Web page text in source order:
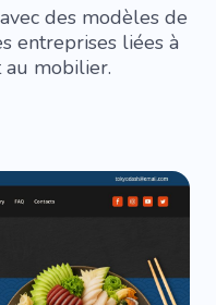
des modèles de
entreprises liées à
au mobilier.